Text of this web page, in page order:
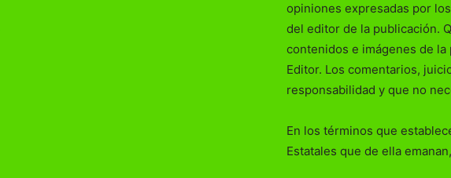
opiniones expresadas por
del editor de la publicación.
contenidos e imágenes de
Editor. Los comentarios,
responsabilidad y que no
En los términos que
Estatales que de ella